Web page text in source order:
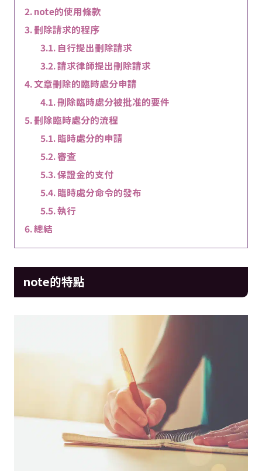
note的使用條款
刪除請求的程序
自行提出刪除請求
請求律師提出刪除請求
文章刪除的臨時處分申請
刪除臨時處分被批准的要件
刪除臨時處分的流程
臨時處分的申請
審查
保證金的支付
臨時處分命令的發布
執行
總結
note的特點